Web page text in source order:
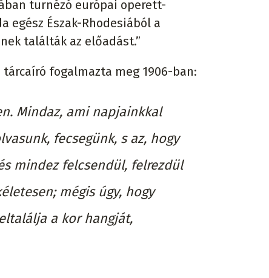
turnézó európai operett-
Észak-Rhodesiából a
találták az előadást.”
fogalmazta meg 1906-ban:
Mindaz, ami napjainkkal
fecsegünk, s az, hogy
mindez felcsendül, felrezdül
mégis úgy, hogy
a kor hangját,